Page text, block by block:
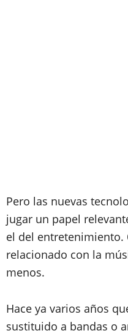
Pero las nuevas
jugar un papel
el del entretenimiento.
relacionado con la
menos.
Hace ya varios años
sustituido a bandas o